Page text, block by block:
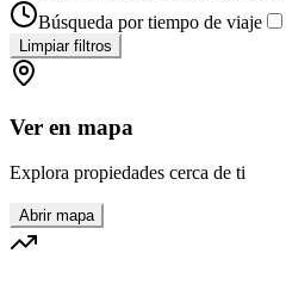
Búsqueda por tiempo de viaje
Limpiar filtros
Ver en mapa
Explora propiedades cerca de ti
Abrir mapa